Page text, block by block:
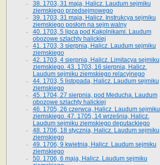
38. 1703, 31 maja, Halicz. Laudum sejmiku
ziemskiego przedsejmowego
39. 1703, 31 maja, Halicz. Instrukcya sejmiku
ziemskiego posłom na sejm walny
40. 1703, 5 lipca pod Kąkolnikami. Laudum
obozowe szlachty halickiej
41­. 1703, 3 sierpnia, Halicz. Laudum sejmiku
ziemskiego
42. 1703, 4 sierpnia, Halicz. Limitacya sejmiku
ziemskiego. 43. 1703, 16 sierpnia, Halicz.
Laudum sejmiku ziemskiego relacyjnego
44. 1703, 5 listopada, Halicz. Laudum sejmiku
ziemskiego
45. 1704, 27 sierpnia, pod Meduchą. Laudum
obozowe szlachty halickiej
46. 1705, 26 czerwca, Halicz. Laudum sejmiku
ziemskiego. 47. 1705, 14 września, Halicz.
Laudum sejmiku ziemskiego deputackiego
48. 1706, 18 stycznia, Halicz. Laudum sejmiku
ziemskiego
49. 1706, 9 kwietnia, Halicz. Laudum sejmiku
ziemskiego
50. 1706, 6 maja, Halicz. Laudum sejmiku